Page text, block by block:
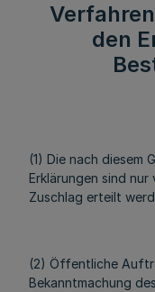
den
(1) Die nach diesem
Erklärungen sind
Zuschlag erteilt
(2) Öffentliche
Bekanntmachung